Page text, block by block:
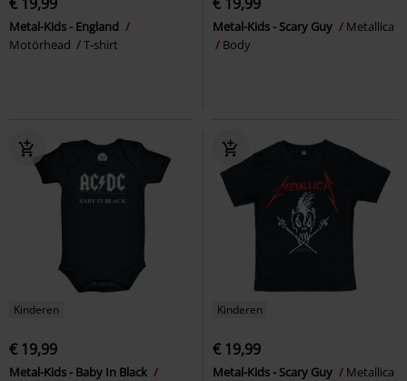
Metal-Kids - England
Motörhead
T-shirt
Metal-Kids - Scary Guy
Metallica
Body
Kinderen
€ 19,99
Metal-Kids - Baby In Black
Kinderen
€ 19,99
Metal-Kids - Scary Guy
Metallica